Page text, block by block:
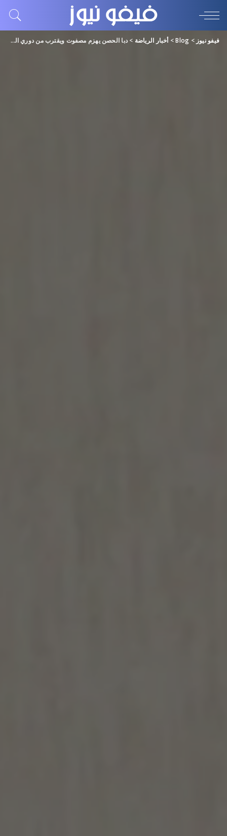
فيفو نيوز >
Blog
> أخبار الرياضة > دبا الحصن يهزم مصفوت ويقترب من دوري المحترفين